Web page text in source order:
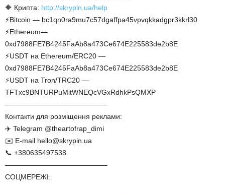
🔶 Крипта: http://skrypin.ua/help
⚡Bitcoin — bc1qn0ra9mu7c57dgaffpa45vpvqkkadgpr3kkrl30
⚡Ethereum—
0xd7988FE7B4245FaAb8a473Ce674E225583de2b8E
⚡USDT на Ethereum/ERC20 —
0xd7988FE7B4245FaAb8a473Ce674E225583de2b8E
⚡USDT на Tron/TRC20 —
TFTxc9BNTURPuMitWNEQcVGxRdhkPsQMXP
——————————————–
Контакти для розміщення реклами:
✈️ Telegram @theartofrap_dimi
✉️ E-mail hello@skrypin.ua
📞 +380635497538
——————————————–
СОЦМЕРЕЖІ: